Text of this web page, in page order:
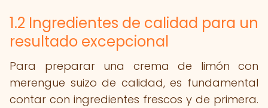
1.2 Ingredientes de calidad para un
resultado excepcional
Para preparar una crema de limón con
merengue suizo de calidad, es fundamental
contar con ingredientes frescos y de primera.